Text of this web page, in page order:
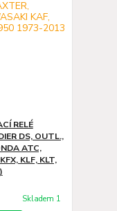
RELÉ
DS, OUTL.,
ATC,
KLF, KLT,
Skladem 1